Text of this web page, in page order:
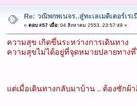
Re: วณิพกพเนจร..สู่ทะเลเมดิเตอร์เร
« ตอบ #57 เมื่อ:04 สิงหาคม 2553, 23:57:49 »
ความสุข เกิดขึ้นระหว่างการเดินทาง
ความสุขไม่ได้อยู่ที่จุดหมายปลายทางที่
แต่เมื่อเดินทางกลับมาบ้าน .. ต้องซักผ้า